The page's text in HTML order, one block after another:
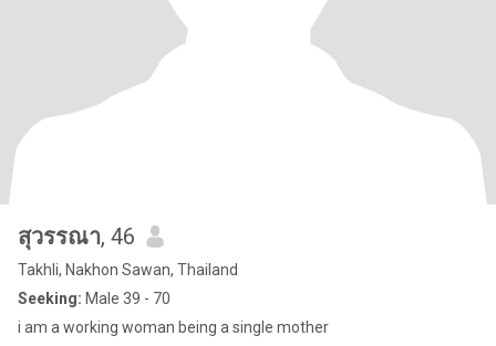
สุวรรณา, 46
Takhli, Nakhon Sawan, Thailand
Seeking: Male 39 - 70
i am a working woman being a single mother